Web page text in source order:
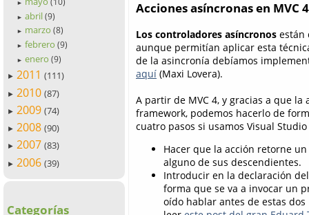
►
► abril (9)
► marzo (8)
► febrero (9)
► enero (9)
► 2011 (111)
► 2010 (87)
► 2009 (74)
► 2008 (90)
► 2007 (83)
► 2006 (39)
Categorías
Acciones asíncronas en MVC 4
Los controladores asíncronos están
aunque permitían aplicar esta
de la asincronía debíamos
aquí (Maxi Lovera).
A partir de MVC 4, y gracias a que
framework, podemos hacerlo de
cuatro pasos si usamos Visual Studio
Hacer que la acción retorne un
alguno de sus descendientes.
Introducir en la declaración
forma que se va a invocar un
oído hablar antes de estas